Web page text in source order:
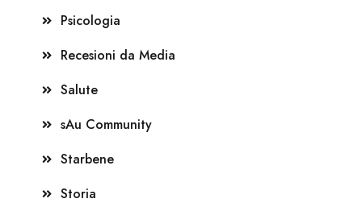
Psicologia
Recesioni da Media
Salute
sAu Community
Starbene
Storia